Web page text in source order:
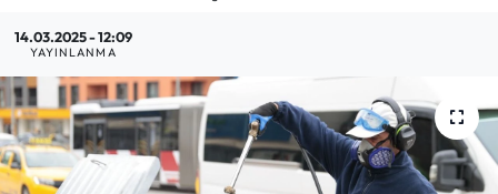
14.03.2025 - 12:09
YAYINLANMA